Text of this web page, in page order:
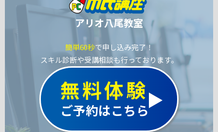
アリオ八尾教室
簡単60秒で申し込み完了！
スキル診断や受講相談も行っております。
無料体験
ご予約はこちら